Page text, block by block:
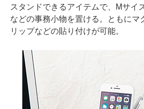
スタンドできるアイテムで、Mサイ
などの事務小物を置ける。ともにマ
リップなどの貼り付けが可能。